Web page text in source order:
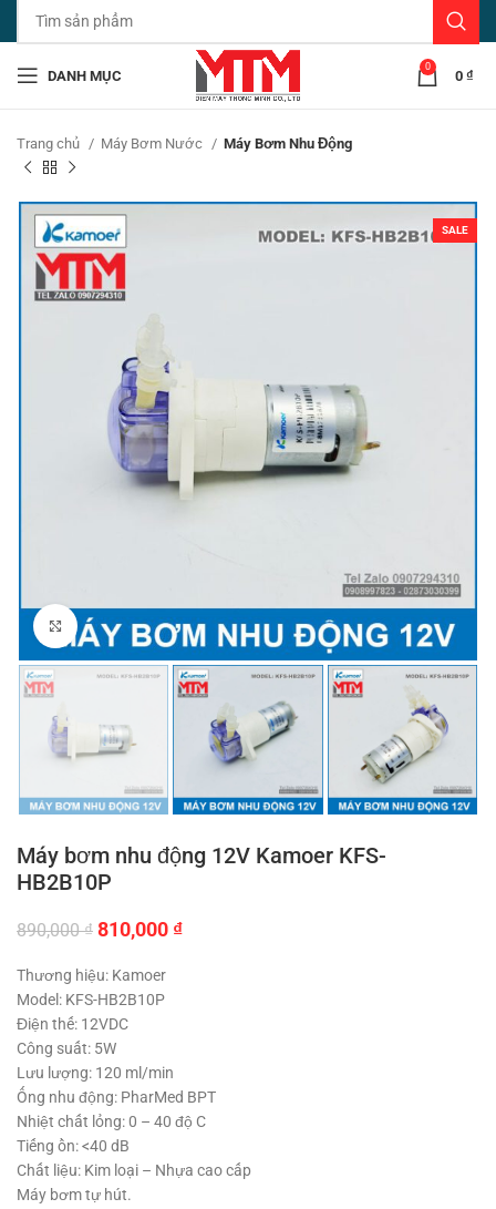
DANH MỤC
0
0 ₫
Trang chủ Máy Bơm Nước Máy Bơm Nhu Động
SALE
Click to enlarge
Máy bơm nhu động 12V Kamoer KFS-
HB2B10P
890,000₫ Giá
là:
890,000 ₫.
810,000 ₫Giá
Thương hiệu: Kamoer
Model: KFS-HB2B10P
Điện thế: 12VDC
Công suất: 5W
Lưu lượng: 120 ml/min
Ống nhu động: PharMed BPT
Nhiệt chất lỏng: 0 – 40 độ C
Tiếng ồn: <40 dB
Chất liệu: Kim loại – Nhựa cao cấp
Máy bơm tự hút.